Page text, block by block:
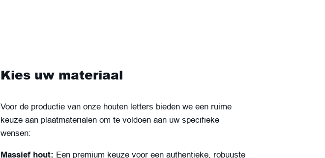
Kies uw materiaal
Voor de productie van onze houten letters bieden we een ruime
keuze aan plaatmaterialen om te voldoen aan uw specifieke
wensen:
Massief hout: Een premium keuze voor een authentieke, robuuste